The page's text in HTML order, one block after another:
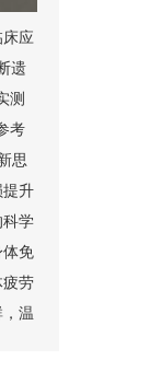
床应
遗
测
考
思
提升
科学
体免
疲劳
温